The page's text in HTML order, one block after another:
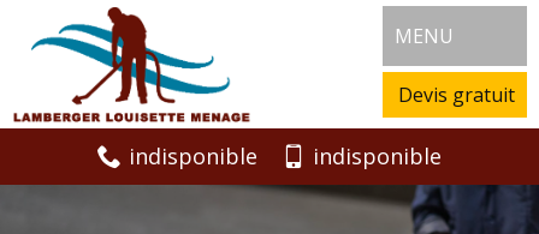
MENU
Devis gratuit
indisponible indisponible